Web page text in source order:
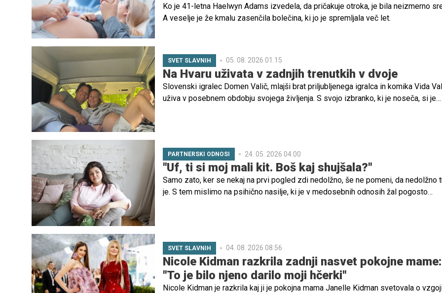
Ko je 41-letna Haelwyn Adams izvedela, da pričakuje otroka, je bila neizmerno
A veselje je že kmalu zasenčila bolečina, ki jo je spremljala več let.
SVET SLAVNIH 05. 08. 2026 01.15
Na Hvaru uživata v zadnjih trenutkih v dvoje
Slovenski igralec Domen Valič, mlajši brat priljubljenega igralca in komika Vida
uživa v posebnem obdobju svojega življenja. S svojo izbranko, ki je noseča, si je
PARTNERSKI ODNOSI 24. 05. 2026 04.00
"Uf, ti si moj mali kit. Boš kaj shujšala?"
Samo zato, ker se nekaj na prvi pogled zdi nedolžno, še ne pomeni, da nedolžno
je. S tem mislimo na psihično nasilje, ki je v medosebnih odnosih žal pogosto
SVET SLAVNIH 04. 08. 2026 08.56
Nicole Kidman razkrila zadnji nasvet pokojne mame:
"To je bilo njeno darilo moji hčerki"
Nicole Kidman je razkrila kaj ji je pokojna mama Janelle Kidman svetovala o